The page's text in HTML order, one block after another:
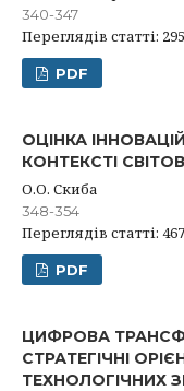
340-347
Переглядів статті:
PDF
ОЦІНКА
КОНТЕКСТІ
О.О. Скиба
348-354
Переглядів статті:
PDF
ЦИФРОВА
СТРАТЕГІЧНІ
ТЕХНОЛОГІЧНИХ